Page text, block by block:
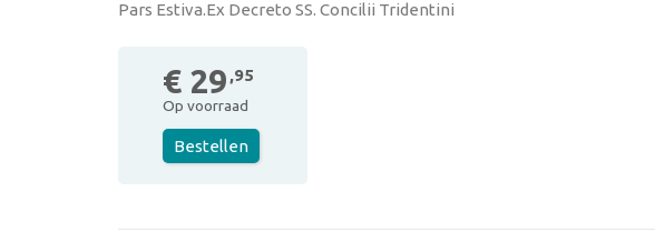
Pars Estiva.Ex Decreto SS. Concilii Tridentini
€ 29 ,95
Op voorraad
Bestellen